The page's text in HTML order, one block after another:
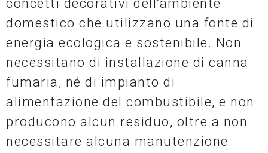
concetti decorativi dell’ambiente
domestico che utilizzano una fonte di
energia ecologica e sostenibile. Non
necessitano di installazione di canna
fumaria, né di impianto di
alimentazione del combustibile, e non
producono alcun residuo, oltre a non
necessitare alcuna manutenzione.